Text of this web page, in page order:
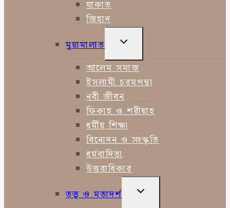
যাকাত
জিহাদ
মুয়ামালাত
TOGGLE
MENU
আলেম সমাজ
ইসলামী চরমপন্থা
নবী জীবন
ফিকাহ ও শরীয়াহ
ধর্মীয় শিক্ষা
বিনোদন ও সংস্কৃতি
ধর্মবাদিতা
উত্তরাধিকার
তত্ত্ব ও মতাদর্শ
TOGGLE